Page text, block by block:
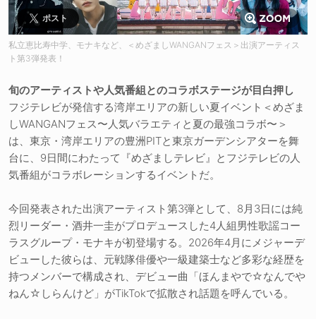
ポスト
私立恵比寿中学、モナキなど、＜めざましWANGANフェス＞出演アーティス
ト第3弾発表！
旬のアーティストや人気番組とのコラボステージが目白押し
フジテレビが発信する湾岸エリアの新しい夏イベント＜めざま
しWANGANフェス〜人気バラエティと夏の最強コラボ〜＞
は、東京・湾岸エリアの豊洲PITと東京ガーデンシアターを舞
台に、9日間にわたって『めざましテレビ』とフジテレビの人
気番組がコラボレーションするイベントだ。
今回発表された出演アーティスト第3弾として、8月3日には純
烈リーダー・酒井一圭がプロデュースした4人組男性歌謡コー
ラスグループ・モナキが初登場する。2026年4月にメジャーデ
ビューした彼らは、元戦隊俳優や一級建築士など多彩な経歴を
持つメンバーで構成され、デビュー曲「ほんまやで☆なんでや
ねん☆しらんけど」がTikTokで拡散され話題を呼んでいる。